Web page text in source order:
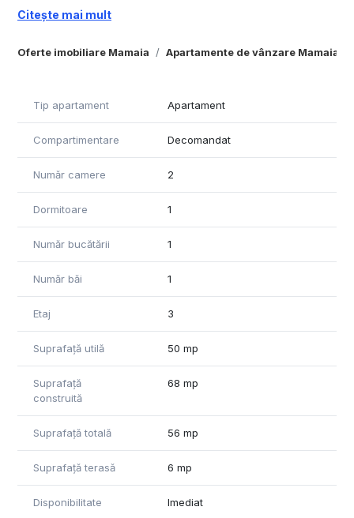
Oferte imobiliare Mamaia Apartamente de vânzare Mamaia
Complex– situat in Mamaia ,este un ansamblu de locuinte de
vacanta cu regim de inaltime S+P+-8E ce cuprinde 237 de
- studiouri cu suprafete cuprinse intre 46.25 mp si 59.73 mp
77.50 mp si
- suite cu 3 camere cu o suprafata construita de 102.05 mp.
- usi,
- obiecte sanitare,
predarii locuintelor, toate utilitatile sunt functionale) si
In vecinatate gasiti:
- mijloace de transport in comun, cu statie chiar la iesire din
complex
- Marketuri deschise tot anul
- restaurantul Dorna, Estival s.a.
- complexul comercial Butoaie
- plaja H2O, Vega, Crazy s.a.
- cluburile Fratelli, EGO, Breeze, Bamboo s.a.
- terenuri de tenis s.a.
- Acces restrictionat cu bariera automatizata si gard
Citește mai mult
Tip apartament Apartament
Compartimentare Decomandat
Număr camere 2
Dormitoare 1
Număr bucătării 1
Număr băi 1
Etaj 3
Suprafață utilă 50 mp
Suprafață
construită
68 mp
Suprafață totală 56 mp
Suprafață terasă 6 mp
Disponibilitate Imediat